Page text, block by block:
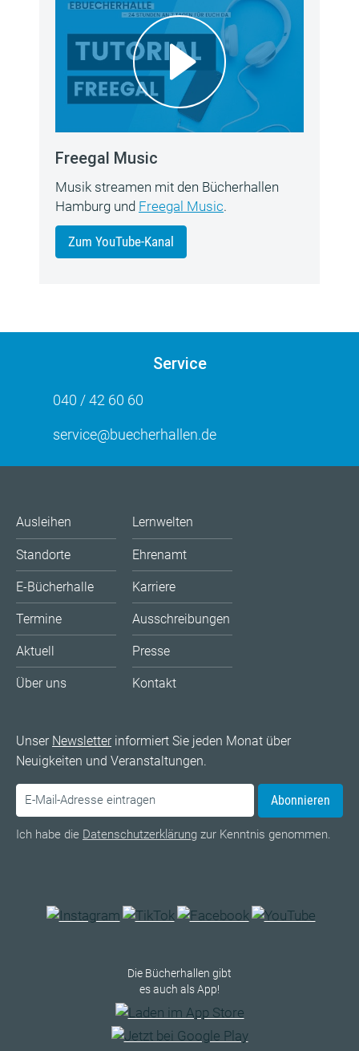
Freegal Music
Musik streamen mit den Bücherhallen
Hamburg und Freegal Music.
Zum YouTube-Kanal
Service
040 / 42 60 60
service@buecherhallen.de
Ausleihen
Standorte
E-Bücherhalle
Termine
Aktuell
Über uns
Lernwelten
Ehrenamt
Karriere
Ausschreibungen
Presse
Kontakt
Unser Newsletterinformiert Sie jeden Monat über
Neuigkeiten und Veranstaltungen.
Abonnieren
Ich habe die Datenschutzerklärung zur Kenntnis genommen.
Die Bücherhallen gibt
es auch als App!